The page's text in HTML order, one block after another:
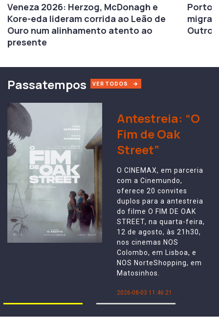
Veneza 2026: Herzog, McDonagh e
Kore-eda lideram corrida ao Leão de
Ouro num alinhamento atento ao
presente
Porto/
Passatempos VER TODOS
Antestreia: “O
Fim de Oak
Street”
O CINEMAX, em parceria
com a Cinemundo,
oferece 20 convites
duplos para a antestreia
do filme O FIM DE OAK
STREET, na quarta-feira,
12 de agosto, às 21h30,
nos cinemas NOS
Colombo, em Lisboa, e
NOS NorteShopping, em
Matosinhos.
2026-08-03 11:46:21